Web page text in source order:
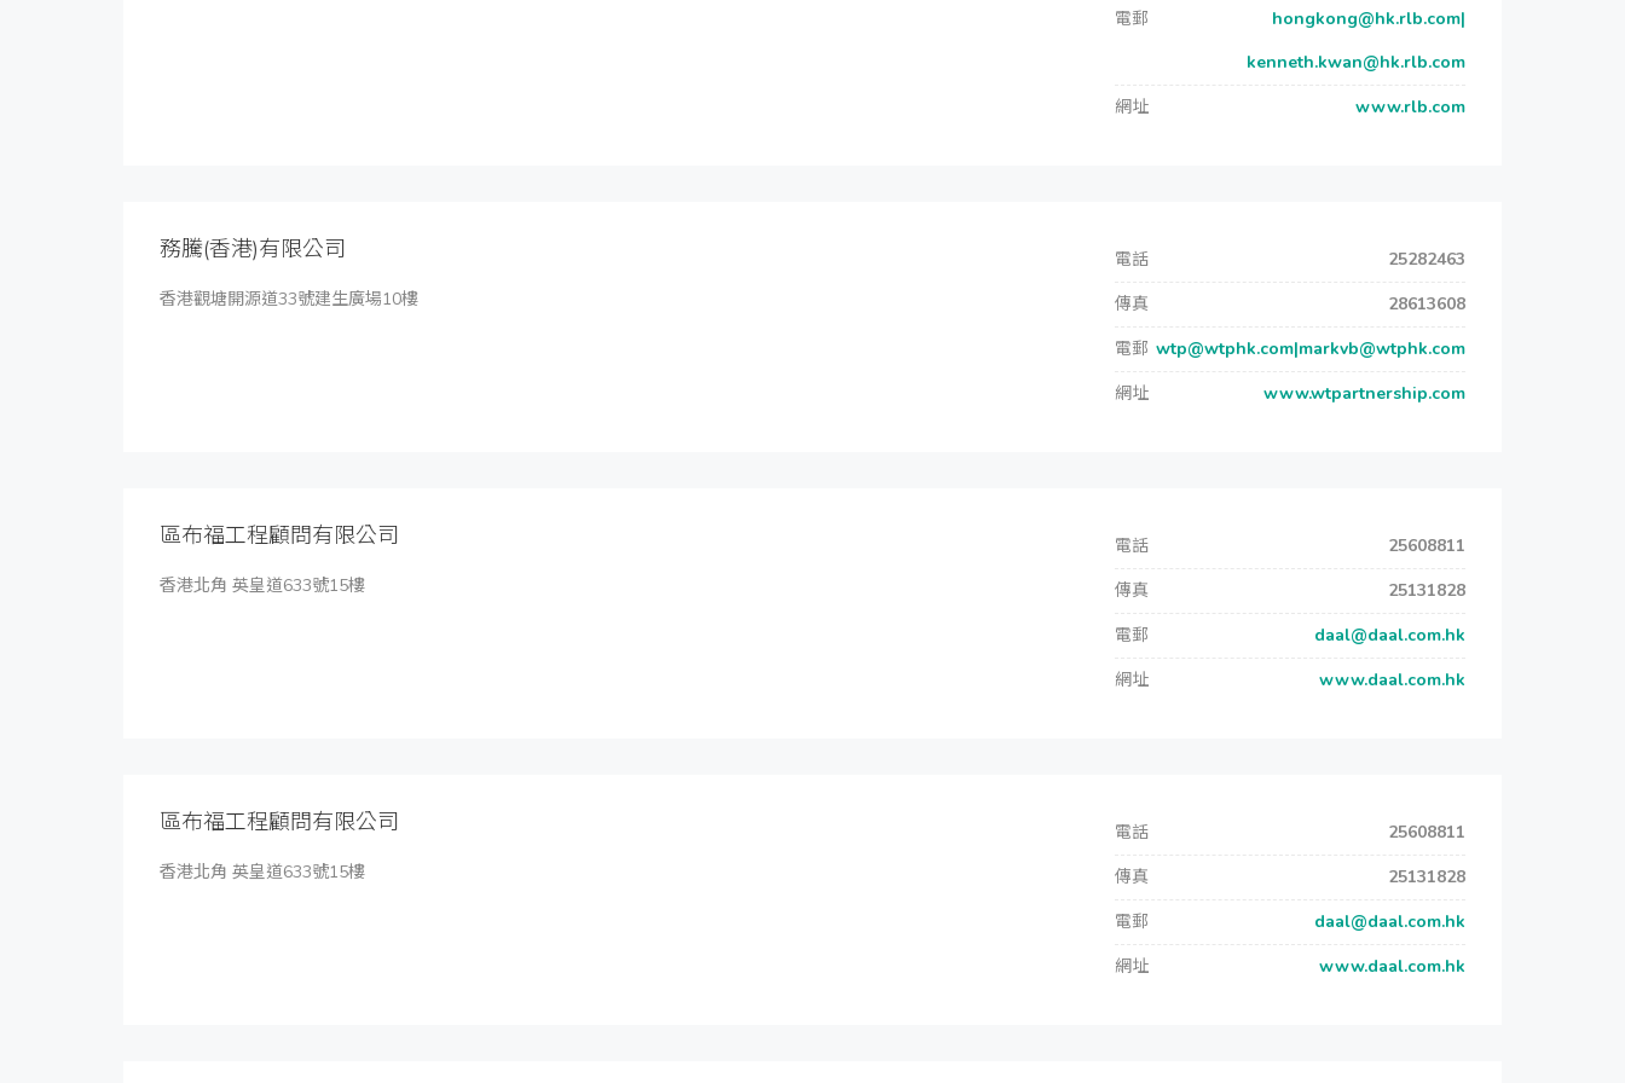
電郵
hongkong@hk.rlb.com|
kenneth.kwan@hk.rlb.com
網址
www.rlb.com
務騰(香港)有限公司
香港觀塘開源道33號建生廣場10樓
電話
25282463
傳真
28613608
電郵 wtp@wtphk.com|markvb@wtphk.com
網址
www.wtpartnership.com
區布福工程顧問有限公司
香港北角 英皇道633號15樓
電話
25608811
傳真
25131828
電郵
daal@daal.com.hk
網址
www.daal.com.hk
區布福工程顧問有限公司
香港北角 英皇道633號15樓
電話
25608811
傳真
25131828
電郵
daal@daal.com.hk
網址
www.daal.com.hk